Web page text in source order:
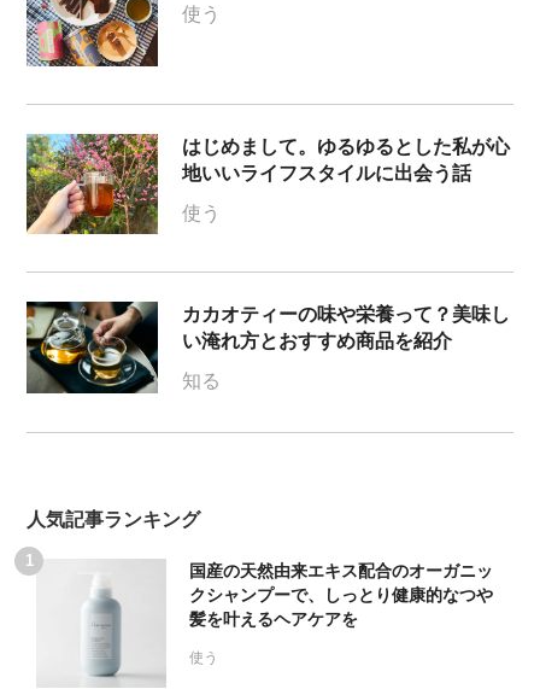
使う
はじめまして。ゆるゆるとした私が心
地いいライフスタイルに出会う話
使う
カカオティーの味や栄養って？美味し
い淹れ方とおすすめ商品を紹介
知る
人気記事ランキング
国産の天然由来エキス配合のオーガニッ
クシャンプーで、しっとり健康的なつや
髪を叶えるヘアケアを
使う